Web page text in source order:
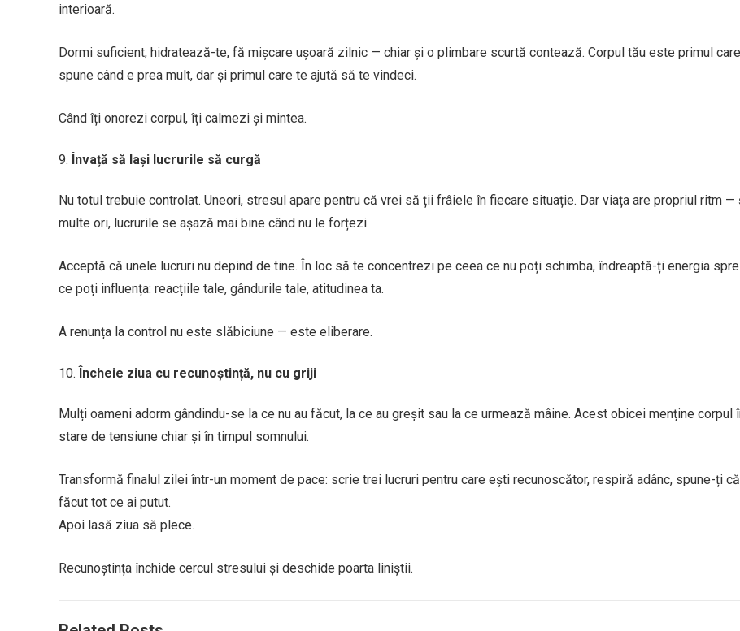
interioară.
Dormi suficient, hidratează-te, fă mișcare ușoară zilnic — chiar și o plimbare scurtă contează. Corpul tău este primul
spune când e prea mult, dar și primul care te ajută să te vindeci.
Când îți onorezi corpul, îți calmezi și mintea.
Învață să lași lucrurile să curgă
Nu totul trebuie controlat. Uneori, stresul apare pentru că vrei să ții frâiele în fiecare situație. Dar viața are propriul ritm —
multe ori, lucrurile se așază mai bine când nu le forțezi.
Acceptă că unele lucruri nu depind de tine. În loc să te concentrezi pe ceea ce nu poți schimba, îndreaptă-ți energia
ce poți influența: reacțiile tale, gândurile tale, atitudinea ta.
A renunța la control nu este slăbiciune — este eliberare.
Încheie ziua cu recunoștință, nu cu griji
Mulți oameni adorm gândindu-se la ce nu au făcut, la ce au greșit sau la ce urmează mâine. Acest obicei menține corpul
stare de tensiune chiar și în timpul somnului.
Transformă finalul zilei într-un moment de pace: scrie trei lucruri pentru care ești recunoscător, respiră adânc, spune-ți
făcut tot ce ai putut.
Apoi lasă ziua să plece.
Recunoștința închide cercul stresului și deschide poarta liniștii.